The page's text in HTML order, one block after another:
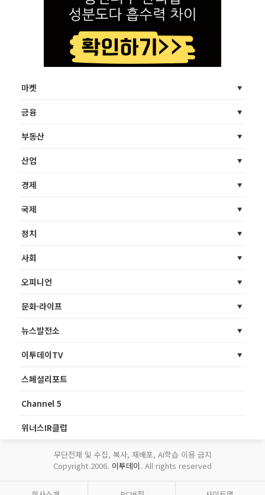
마켓
금융
부동산
산업
경제
국제
정치
사회
오피니언
문화·라이프
뉴스발전소
이투데이TV
스페셜리포트
Channel 5
위너스IR클럽
무단전재 및 수집, 복사, 재배포, AI학습 이용 금지
Copyright 2006. 이투데이. All rights reserved